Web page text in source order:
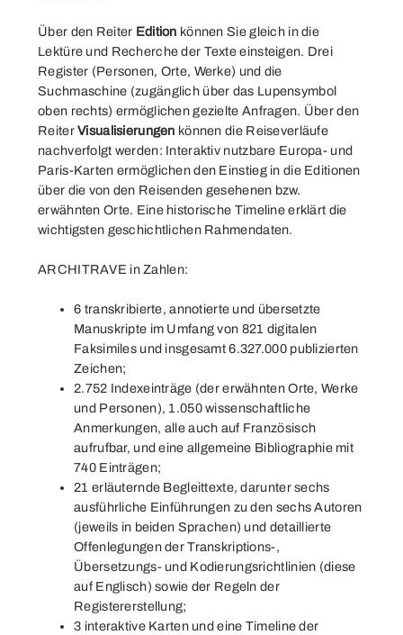
Über den Reiter Edition können Sie gleich in die
Lektüre und Recherche der Texte einsteigen. Drei
Register (Personen, Orte, Werke) und die
Suchmaschine (zugänglich über das Lupensymbol
oben rechts) ermöglichen gezielte Anfragen. Über den
ReiterVisualisierungen können die Reiseverläufe
nachverfolgt werden: Interaktiv nutzbare Europa- und
Paris-Karten ermöglichen den Einstieg in die Editionen
über die von den Reisenden gesehenen bzw.
erwähnten Orte. Eine historische Timelineerklärt die
wichtigsten geschichtlichen Rahmendaten.
ARCHITRAVE in Zahlen:
6 transkribierte, annotierte und übersetzte
Manuskripte im Umfang von 821 digitalen
Faksimiles und insgesamt 6.327.000 publizierten
Zeichen;
2.752 Indexeinträge (der erwähnten Orte, Werke
und Personen), 1.050 wissenschaftliche
Anmerkungen, alle auch auf Französisch
aufrufbar, und eine allgemeine Bibliographie mit
740 Einträgen;
21 erläuternde Begleittexte, darunter sechs
ausführliche Einführungen zu den sechs Autoren
(jeweils in beiden Sprachen) und detaillierte
Offenlegungen der Transkriptions-,
Übersetzungs- und Kodierungsrichtlinien (diese
auf Englisch) sowie der Regeln der
Registererstellung;
3 interaktive Karten und eine Timeline der